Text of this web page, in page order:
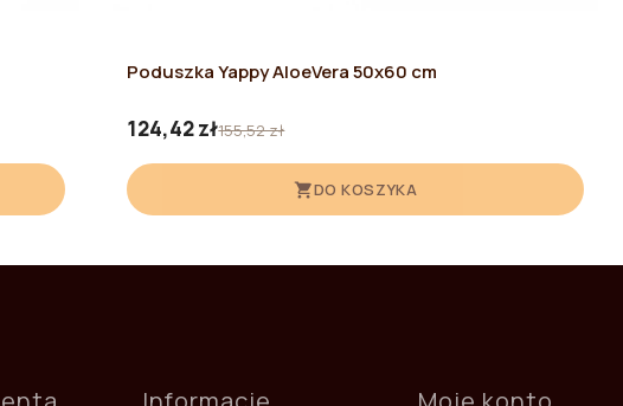
Poduszka Yappy AloeVera 50x60 cm
124,42 zł155,52 zł
DO KOSZYKA